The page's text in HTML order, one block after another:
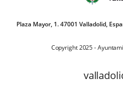
Plaza Mayor, 1. 47001 Valladolid,
Copyright 2025 -